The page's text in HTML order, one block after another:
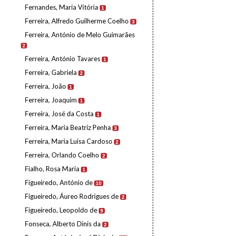
Fernandes, Maria Vitória 1
Ferreira, Alfredo Guilherme Coelho 3
Ferreira, António de Melo Guimarães
2
Ferreira, António Tavares 1
Ferreira, Gabriela 2
Ferreira, João 1
Ferreira, Joaquim 1
Ferreira, José da Costa 1
Ferreira, Maria Beatriz Penha 3
Ferreira, Maria Luísa Cardoso 2
Ferreira, Orlando Coelho 2
Fialho, Rosa Maria 1
Figueiredo, António de 10
Figueiredo, Áureo Rodrigues de 2
Figueiredo, Leopoldo de 9
Fonseca, Alberto Dinis da 2